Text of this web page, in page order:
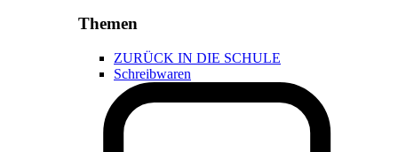
Themen
ZURÜCK IN DIE SCHULE
Schreibwaren